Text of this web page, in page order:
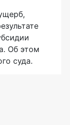
Об этом
суда.